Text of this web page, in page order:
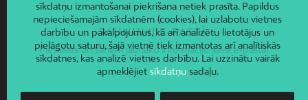
JAUNUMI E-PASTĀ
Piesakies un saņem jaunāko informāciju savā e-pastā!
sīkdatņu izmantošanai piekrišana netiek prasīta. Papildus
nepieciešamajām sīkdatnēm (cookies), lai uzlabotu vietnes
darbību un pakalpojumus, kā arī analizētu lietotājus un
pielāgotu saturu, šajā vietnē tiek izmantotas arī analītiskās
sīkdatnes, kas analizē vietnes darbību. Lai uzzinātu vairāk
apmeklējiet sīkdatņusadaļu.